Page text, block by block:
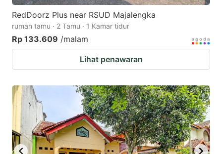
dates.
dates.
RedDoorz Plus near RSUD Majalengka
rumah tamu · 2 Tamu · 1 Kamar tidur
Rp 133.609 /malam
Lihat penawaran